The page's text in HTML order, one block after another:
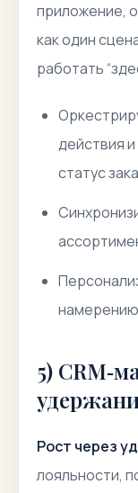
приложение,
как один
работать
действия
статус
5)
Рост через
лояльности,